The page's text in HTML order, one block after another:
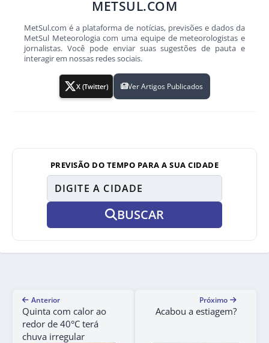
METSUL.COM
MetSul.com é a plataforma de notícias, previsões e dados da
MetSul Meteorologia com uma equipe de meteorologistas e
jornalistas. Você pode enviar suas sugestões de pauta e
interagir em nossas redes sociais.
X (Twitter) Ver Artigos Publicados
PREVISÃO DO TEMPO PARA A SUA CIDADE
BUSCAR
Anterior
Quinta com calor ao
redor de 40°C terá
chuva irregular
Próximo
Acabou a estiagem?